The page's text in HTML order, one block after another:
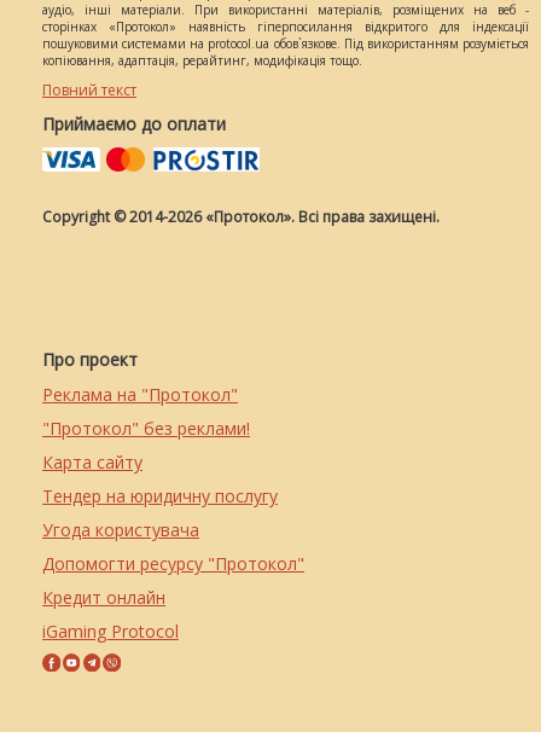
аудіо, інші матеріали. При використанні матеріалів, розміщених на веб -
сторінках «Протокол» наявність гіперпосилання відкритого для індексації
пошуковими системами на protocol.ua обов`язкове. Під використанням розуміється
копіювання, адаптація, рерайтинг, модифікація тощо.
Повний текст
Приймаємо до оплати
Copyright © 2014-2026 «Протокол». Всі права захищені.
Про проект
Реклама на "Протокол"
"Протокол" без реклами!
Карта сайту
Тендер на юридичну послугу
Угода користувача
Допомогти ресурсу "Протокол"
Кредит онлайн
iGaming Protocol